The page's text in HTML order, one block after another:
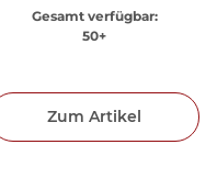
Gesamt verfügbar:
50+
Zum Artikel